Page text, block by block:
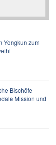
Yongkun zum
Bischöfe
Mission und